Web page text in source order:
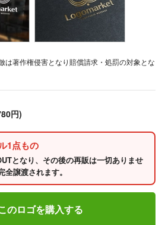
は著作権侵害となり賠償請求・処罰の対象とな
円)
1点もの
となり、その後の再販は一切ありませ
譲渡されます。
のロゴを購入する